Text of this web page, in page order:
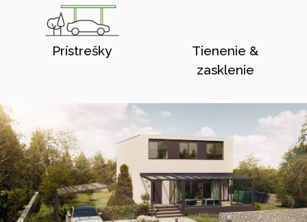
Prístrešky
Tienenie &
zasklenie